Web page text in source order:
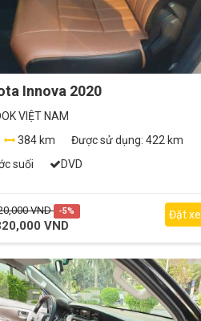
Innova 2020
VIỆT NAM
384 km Được sử dụng: 422 km
suối
DVD
VND -5%
VND
Đặt xe